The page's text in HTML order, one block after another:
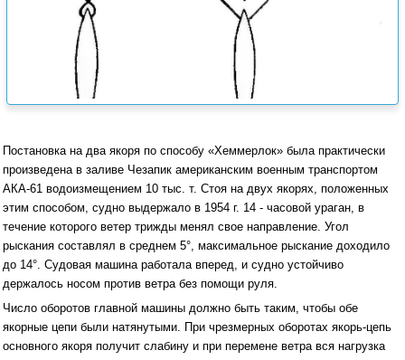
Постановка на два якоря по способу «Хеммерлок» была практически
произведена в заливе Чезапик американским военным транспортом
АКА-61 водоизмещением 10 тыс. т. Стоя на двух якорях, положенных
этим способом, судно выдержало в 1954 г. 14 - часовой ураган, в
течение которого ветер трижды менял свое направление. Угол
рыскания составлял в среднем 5°, максимальное рыскание доходило
до 14°. Судовая машина работала вперед, и судно устойчиво
держалось носом против ветра без помощи руля.
Число оборотов главной машины должно быть таким, чтобы обе
якорные цепи были натянутыми. При чрезмерных оборотах якорь-цепь
основного якоря получит слабину и при перемене ветра вся нагрузка